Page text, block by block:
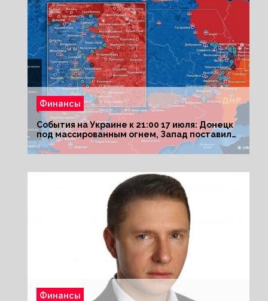
Финансы
События на Украине к 21:00 17 июля: Донецк
под массированным огнем, Запад поставил
Киеву ультиматум
Финансы